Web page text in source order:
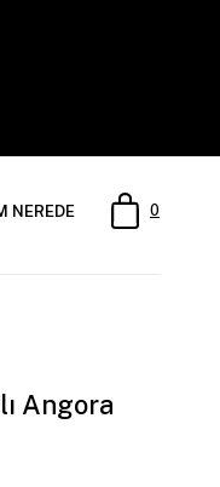
0
NEREDE
Angora